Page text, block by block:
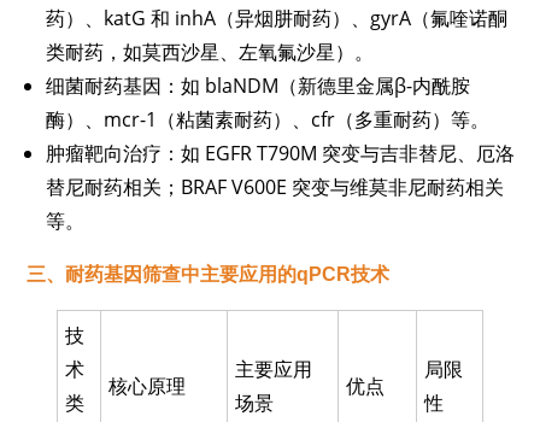
药）、katG 和 inhA（异烟肼耐药）、gyrA（氟喹诺酮
类耐药，如莫西沙星、左氧氟沙星）。
细菌耐药基因：如 blaNDM（新德里金属β-内酰胺
酶）、mcr-1（粘菌素耐药）、cfr（多重耐药）等。
肿瘤靶向治疗：如 EGFR T790M 突变与吉非替尼、厄洛
替尼耐药相关；BRAF V600E 突变与维莫非尼耐药相关
等。
三、
耐药基因筛查中主要应用的qPCR技术
技
术
类
核心原理
主要应用
场景
优点
局限
性